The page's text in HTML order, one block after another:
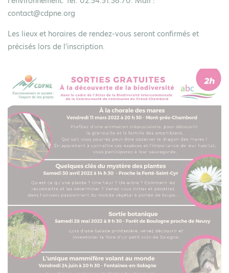
contact@cdpne.org
Les lieux et horaires de rendez-vous seront confirmés et
précisés lors de l'inscription.